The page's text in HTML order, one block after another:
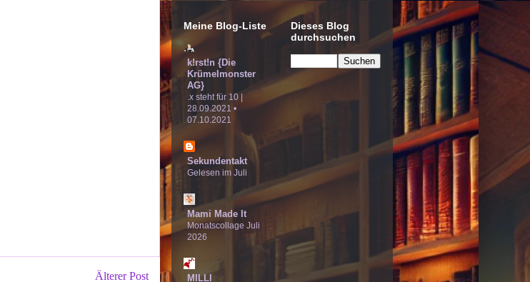
Älterer Post
Meine Blog-Liste
k!rst!n {Die
Krümelmonster
AG}
.x steht für 10 |
28.09.2021 •
07.10.2021
Sekundentakt
Gelesen im Juli
Mami Made It
Monatscollage Juli
2026
MILLI
Dieses Blog
durchsuchen